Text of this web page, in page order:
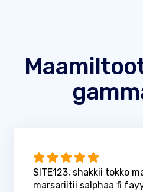
SITE123, shakkii tokko
marsariitii salphaa fi